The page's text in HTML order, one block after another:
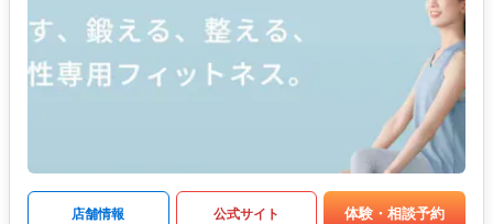
店舗情報 公式サイト 体験・相談予約